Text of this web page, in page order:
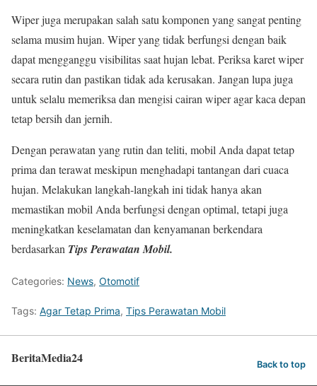
Wiper juga merupakan salah satu komponen yang sangat penting
selama musim hujan. Wiper yang tidak berfungsi dengan baik
dapat mengganggu visibilitas saat hujan lebat. Periksa karet wiper
secara rutin dan pastikan tidak ada kerusakan. Jangan lupa juga
untuk selalu memeriksa dan mengisi cairan wiper agar kaca depan
tetap bersih dan jernih.
Dengan perawatan yang rutin dan teliti, mobil Anda dapat tetap
prima dan terawat meskipun menghadapi tantangan dari cuaca
hujan. Melakukan langkah-langkah ini tidak hanya akan
memastikan mobil Anda berfungsi dengan optimal, tetapi juga
meningkatkan keselamatan dan kenyamanan berkendara
berdasarkan Tips Perawatan Mobil.
Categories: News, Otomotif
Tags: Agar Tetap Prima, Tips Perawatan Mobil
BeritaMedia24 Back to top